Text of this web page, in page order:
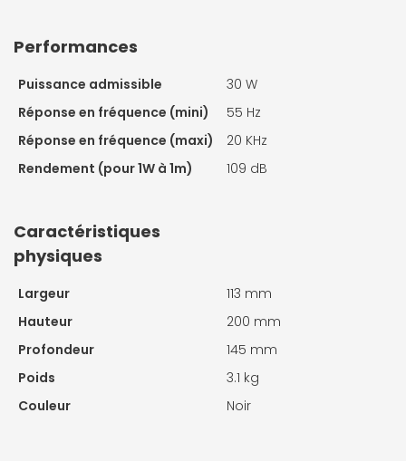
Performances
Puissance admissible
30 W
Réponse en fréquence (mini)
55 Hz
Réponse en fréquence (maxi)
20 KHz
Rendement (pour 1W à 1m)
109 dB
Caractéristiques
physiques
Largeur
113 mm
Hauteur
200 mm
Profondeur
145 mm
Poids
3.1 kg
Couleur
Noir